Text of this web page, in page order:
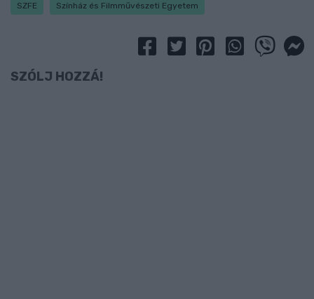
SZFE Színház és Filmművészeti Egyetem
SZÓLJ HOZZÁ!